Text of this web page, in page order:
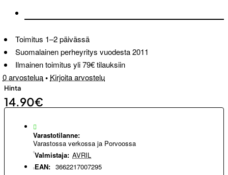
Toimitus 1–2 päivässä
Suomalainen perheyritys vuodesta 2011
Ilmainen toimitus yli 79€ tilauksiin
0 arvostelua• Kirjoita arvostelu
Hinta
14.90€
Varastotilanne:
Varastossa verkossa ja Porvoossa
Valmistaja: AVRIL
EAN: 3662217007295